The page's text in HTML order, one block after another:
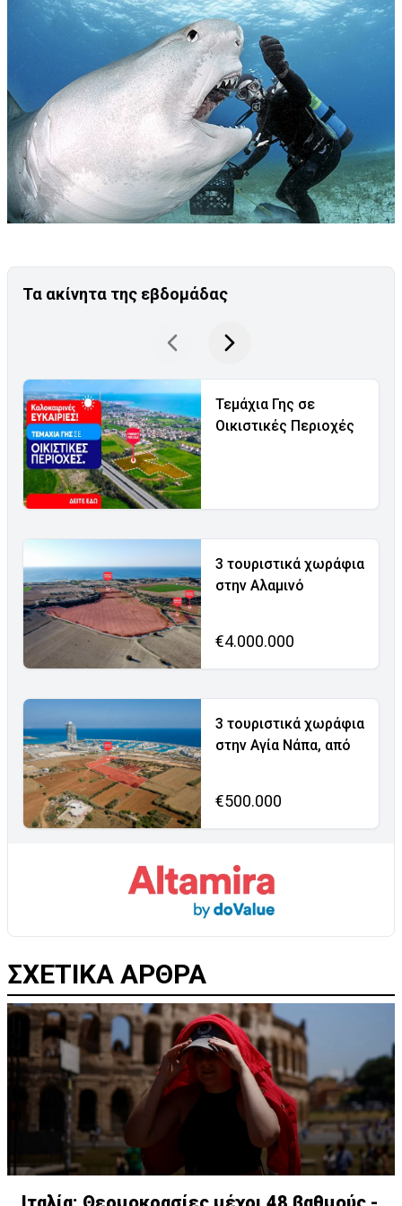
Τα ακίνητα της εβδομάδας
Τεμάχια Γης σε
Οικιστικές Περιοχές
3 τουριστικά χωράφια
στην Αλαμινό
€4.000.000
3 τουριστικά χωράφια
στην Αγία Νάπα, από
€500.000
ΣΧΕΤΙΚΑ ΑΡΘΡΑ